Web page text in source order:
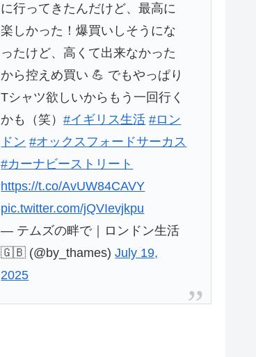
に行ってきたんだけど、最高に
楽しかった！爆買いしそうにな
ったけど、高くて出来なかった
から控えめ買い 💪 でもやっぱり
Tシャツ欲しいからもう一回行く
かも（笑）#イギリス生活 #ロン
ドン #オックスフォードサーカス
#カーナビーストリート
https://t.co/AvUW84CAVY
pic.twitter.com/jQVIevjkpu
— テムズの畔で｜ロンドン生活
🇬🇧 (@by_thames)July 19,
2025